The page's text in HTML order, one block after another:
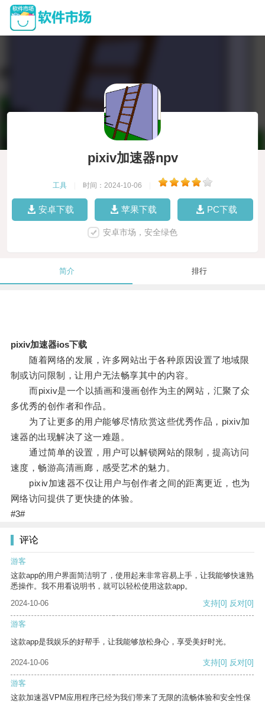
pixiv加速器npv
工具 时间：2024-10-06
安卓下载 苹果下载 PC下载
安卓市场，安全绿色
简介 排行
pixiv加速器ios下载
随着网络的发展，许多网站出于各种原因设置了地域限
制或访问限制，让用户无法畅享其中的内容。
而pixiv是一个以插画和漫画创作为主的网站，汇聚了众
多优秀的创作者和作品。
为了让更多的用户能够尽情欣赏这些优秀作品，pixiv加
速器的出现解决了这一难题。
通过简单的设置，用户可以解锁网站的限制，提高访问
速度，畅游高清画廊，感受艺术的魅力。
pixiv加速器不仅让用户与创作者之间的距离更近，也为
网络访问提供了更快捷的体验。
#3#
评论
游客
这款app的用户界面简洁明了，使用起来非常容易上手，让我能够快速熟
悉操作。我不用看说明书，就可以轻松使用这款app。
2024-10-06
支持[0] 反对[0]
游客
这款app是我娱乐的好帮手，让我能够放松身心，享受美好时光。
2024-10-06 支持[0] 反对[0]
游客
这款加速器VPM应用程序已经为我们带来了无限的流畅体验和安全性保